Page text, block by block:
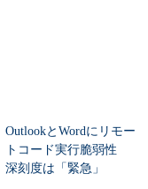
OutlookとWordにリモー
トコード実行脆弱性
深刻度は「緊急」